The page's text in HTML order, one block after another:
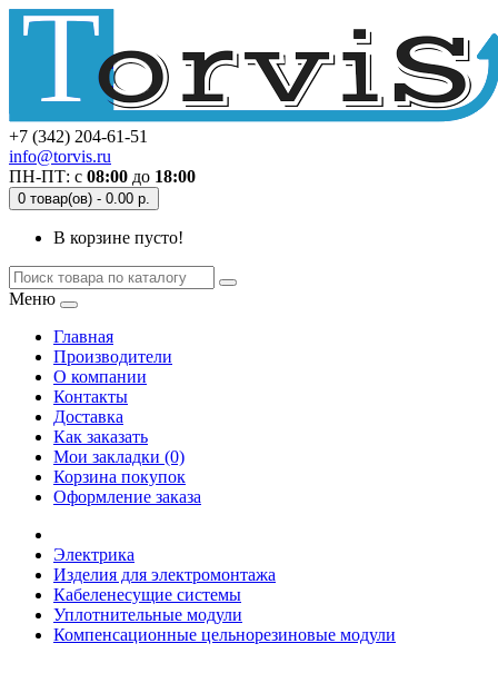
+7 (342) 204-61-51
info@torvis.ru
ПН-ПТ: с 08:00 до 18:00
0 товар(ов) - 0.00 р.
В корзине пусто!
Меню
Главная
Производители
О компании
Контакты
Доставка
Как заказать
Мои закладки (0)
Корзина покупок
Оформление заказа
Электрика
Изделия для электромонтажа
Кабеленесущие системы
Уплотнительные модули
Компенсационные цельнорезиновые модули